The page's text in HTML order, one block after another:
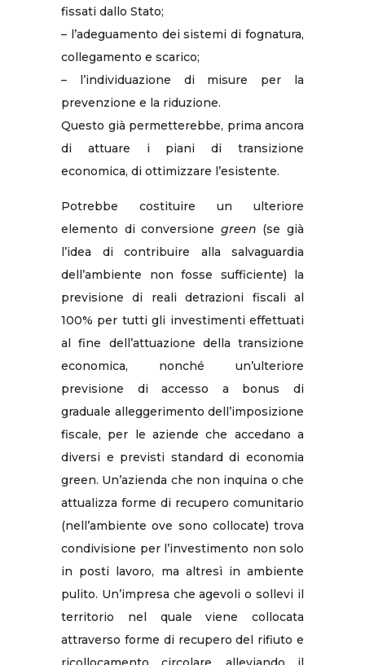
fissati dallo Stato;
– l’adeguamento dei sistemi di fognatura,
collegamento e scarico;
– l’individuazione di misure per la
prevenzione e la riduzione.
Questo già permetterebbe, prima ancora
di attuare i piani di transizione
economica, di ottimizzare l’esistente.
Potrebbe costituire un ulteriore
elemento di conversione green (se già
l’idea di contribuire alla salvaguardia
dell’ambiente non fosse sufficiente) la
previsione di reali detrazioni fiscali al
100% per tutti gli investimenti effettuati
al fine dell’attuazione della transizione
economica, nonché un’ulteriore
previsione di accesso a bonus di
graduale alleggerimento dell’imposizione
fiscale, per le aziende che accedano a
diversi e previsti standard di economia
green. Un’azienda che non inquina o che
attualizza forme di recupero comunitario
(nell’ambiente ove sono collocate) trova
condivisione per l’investimento non solo
in posti lavoro, ma altresì in ambiente
pulito. Un’impresa che agevoli o sollevi il
territorio nel quale viene collocata
attraverso forme di recupero del rifiuto e